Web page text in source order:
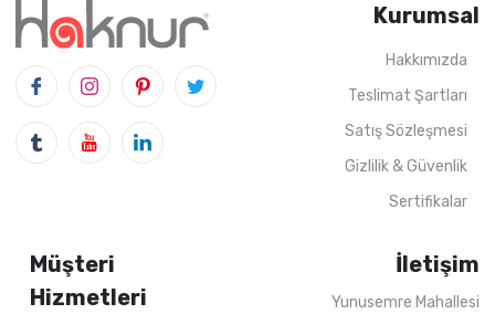
ADET ADET 13-16
Kurumsal
Hakkımızda
Teslimat Şartları
Satış Sözleşmesi
Gizlilik & Güvenlik
Sertifikalar
Müşteri
Hizmetleri
İletişim
Yunusemre Mahallesi